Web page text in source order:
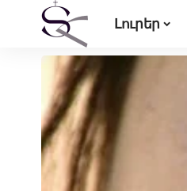
Լուրեր